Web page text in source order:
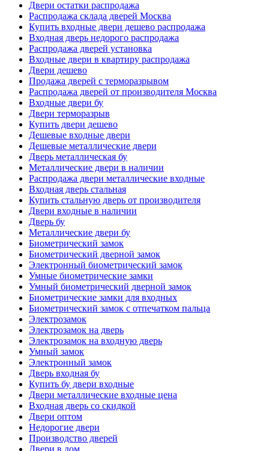
Двери остатки распродажа
Распродажа склада дверей Москва
Купить входные двери дешево распродажа
Входная дверь недорого распродажа
Распродажа дверей установка
Входные двери в квартиру распродажа
Двери дешево
Продажа дверей с терморазрывом
Распродажа дверей от производителя Москва
Входные двери бу
Двери терморазрыв
Купить двери дешево
Дешевые входные двери
Дешевые металлические двери
Дверь металлическая бу
Металлические двери в наличии
Распродажа двери металлические входные
Входная дверь стальная
Купить стальную дверь от производителя
Двери входные в наличии
Дверь бу
Металлические двери бу
Биометрический замок
Биометрический дверной замок
Электронный биометрический замок
Умные биометрические замки
Умный биометрический дверной замок
Биометрические замки для входных
Биометрический замок с отпечатком пальца
Электрозамок
Электрозамок на дверь
Электрозамок на входную дверь
Умный замок
Электронный замок
Дверь входная бу
Купить бу двери входные
Двери металлические входные цена
Входная дверь со скидкой
Двери оптом
Недорогие двери
Производство дверей
Двери в дом